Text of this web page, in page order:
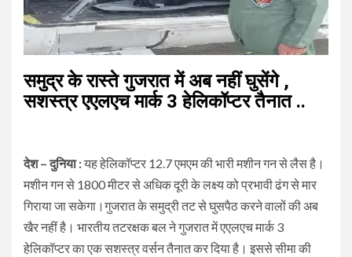
समुद्र के रास्ते गुजरात में अब नहीं घुसेंगे ,
सशस्त्र एएलएच मार्क 3 हेलिकॉप्टर तैनात ..
देश – दुनिया :यह हेलिकॉप्टर 12.7 एमएम की भारी मशीन गन से लैस है।
मशीन गन से 1800 मीटर से अधिक दूरी के लक्ष्य को प्रभावी ढंग से मार
गिराया जा सकेगा।गुजरात के समुद्री तट से घुसपैठ करने वालों की अब
खैर नहीं है। भारतीय तटरक्षक बल ने गुजरात में एएलएच मार्क 3
हेलिकॉप्टर का एक सशस्त्र वर्सन तैनात कर दिया है। इससे सीमा की